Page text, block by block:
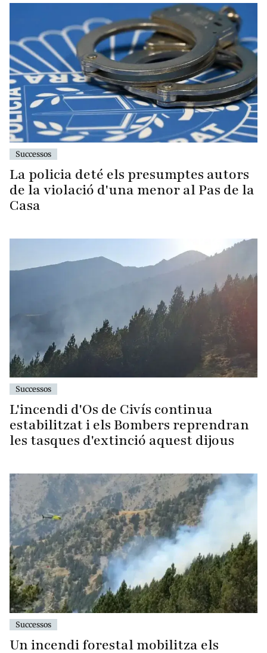
Successos
La policia deté els presumptes autors
de la violació d'una menor al Pas de la
Casa
Successos
L'incendi d'Os de Civís continua
estabilitzat i els Bombers reprendran
les tasques d'extinció aquest dijous
Successos
Un incendi forestal mobilitza els